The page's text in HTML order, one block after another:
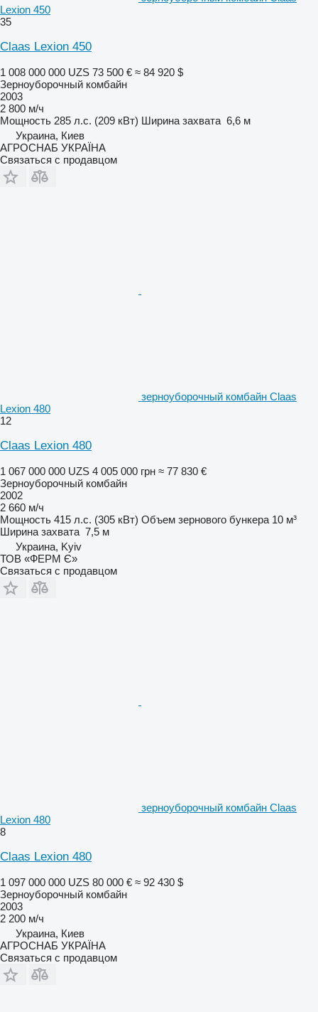
Lexion 450
35
Claas Lexion 450
1 008 000 000 UZS 73 500 € ≈ 84 920 $
Зерноуборочный комбайн
2003
2 800 м/ч
Мощность 285 л.с. (209 кВт) Ширина захвата 6,6 м
Украина, Киев
АГРОСНАБ УКРАЇНА
Связаться с продавцом
зерноуборочный комбайн Claas
Lexion 480
12
Claas Lexion 480
1 067 000 000 UZS 4 005 000 грн ≈ 77 830 €
Зерноуборочный комбайн
2002
2 660 м/ч
Мощность 415 л.с. (305 кВт) Объем зернового бункера 10 м³
Ширина захвата 7,5 м
Украина, Kyiv
ТОВ «ФЕРМ Є»
Связаться с продавцом
зерноуборочный комбайн Claas
Lexion 480
8
Claas Lexion 480
1 097 000 000 UZS 80 000 € ≈ 92 430 $
Зерноуборочный комбайн
2003
2 200 м/ч
Украина, Киев
АГРОСНАБ УКРАЇНА
Связаться с продавцом